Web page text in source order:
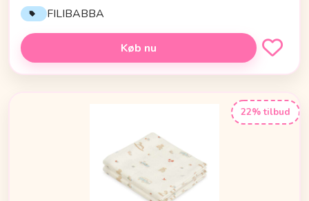
FILIBABBA
Køb nu
22% tilbud